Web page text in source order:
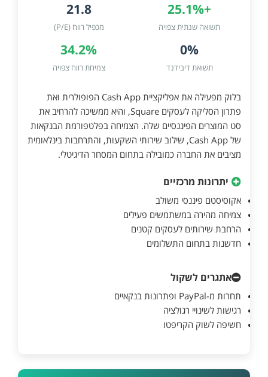
+25.1%
תשואה שנתית צפויה
21.8
מכפיל רווח (P/E)
0%
תשואת דיבידנד
34.2%
צמיחת רווח צפויה
בלוק מפעילה את אפליקציית Cash App הפופולרית ואת
פתרון הסליקה לעסקים Square, והיא ממשיכה להרחיב את
סט המוצרים הפיננסיים שלה. הצמיחה בפלטפורמת הבנקאות
של Cash App, שילוב שירותי השקעות, והתרחבות בינלאומית
מציבים את החברה כמובילה בתחום המסחר הדיגיטלי.
יתרונות מרכזיים
אקוסיסטם פיננסי משולב
צמיחה מהירה במשתמשים פעילים
הרחבת שירותים לעסקים קטנים
חדשנות בתחום התשלומים
אתגרים לשקול
תחרות מ-PayPal ופתרונות בנקאיים
רגישות לשינויי רגולציה
חשיפה לשוק הקריפטו